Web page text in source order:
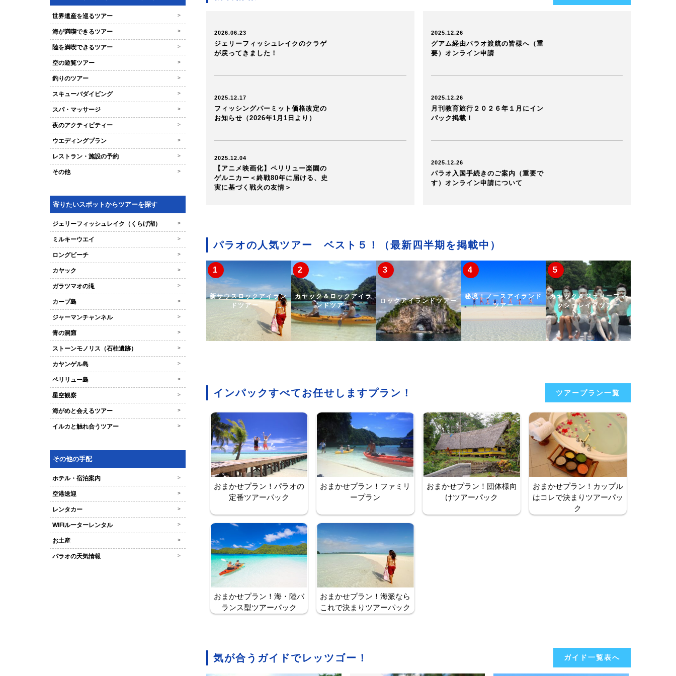
世界遺産を巡るツアー >
海が満喫できるツアー >
陸を満喫できるツアー >
空の遊覧ツアー >
釣りのツアー >
スキューバダイビング >
スパ・マッサージ >
夜のアクティビティー >
ウエディングプラン >
レストラン・施設の予約 >
その他 >
寄りたいスポットからツアーを探す
ジェリーフィッシュレイク（くらげ湖） >
ミルキーウエイ >
ロングビーチ >
カヤック >
ガラツマオの滝 >
カープ島 >
ジャーマンチャンネル >
青の洞窟 >
ストーンモノリス（石柱遺跡） >
カヤンゲル島 >
ペリリュー島 >
星空観察 >
海がめと会えるツアー >
イルカと触れ合うツアー >
その他の手配
ホテル・宿泊案内 >
空港送迎 >
レンタカー >
WIFIルーターレンタル >
お土産 >
パラオの天気情報 >
2026.06.23
ジェリーフィッシュレイクのクラゲ
が戻ってきました！
2025.12.17
フィッシングパーミット価格改定の
お知らせ（2026年1月1日より）
2025.12.04
【アニメ映画化】ペリリュー楽園の
ゲルニカー＜終戦80年に届ける、史
実に基づく戦火の友情＞
2025.12.26
グアム経由パラオ渡航の皆様へ（重
要）オンライン申請
2025.12.26
月刊教育旅行２０２６年１月にイン
パック掲載！
2025.12.26
パラオ入国手続きのご案内（重要で
す）オンライン申請について
パラオの人気ツアー ベスト５！ （最新四半期を掲載中）
新サウスロックアイラン
ドツアー
カヤック＆ロックアイラ
ンドツアー
ロックアイランドツアー
秘境！ノースアイランド
ツアー
カヤック＆ジェリーフィ
ッシュレイクツアー
インパックすべてお任せしますプラン！ ツアープラン一覧
おまかせプラン！パラオの
定番ツアーパック
おまかせプラン！ファミリ
ープラン
おまかせプラン！団体様向
けツアーパック
おまかせプラン！カップル
はコレで決まりツアーパッ
ク
おまかせプラン！海・陸バ
ランス型ツアーパック
おまかせプラン！海派なら
これで決まりツアーパック
気が合うガイドでレッツゴー！ ガイド一覧表へ